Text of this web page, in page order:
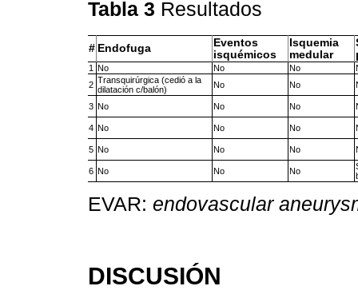
Tabla 3 Resultados
# Endofuga
Eventos
isquémicos
Isquemia
medular
1 No No No
2 Transquirúrgica (cedió a la
dilatación c/balón)
No No
3 No No No
4 No No No
5 No No No
6 No No No
EVAR: endovascular
DISCUSIÓN